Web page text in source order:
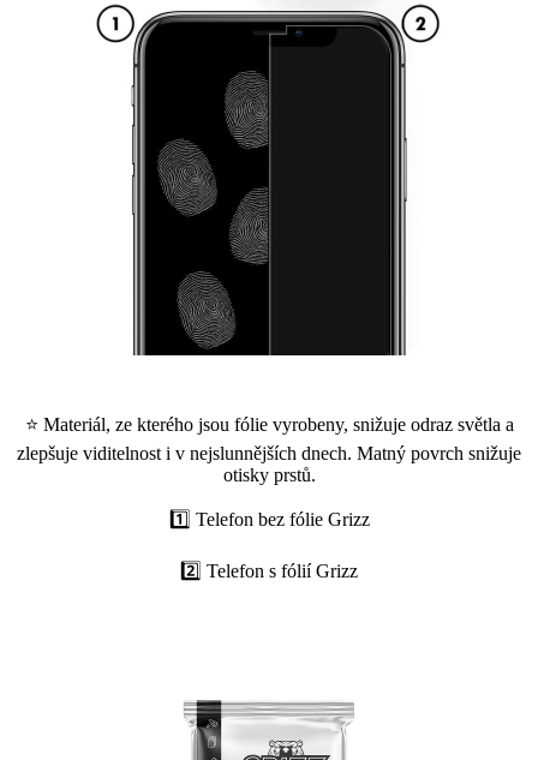
⭐ Materiál, ze kterého jsou fólie vyrobeny, snižuje odraz světla a
zlepšuje viditelnost i v nejslunnějších dnech. Matný povrch snižuje
otisky prstů.
1️⃣ Telefon bez fólie Grizz
2️⃣ Telefon s fólií Grizz